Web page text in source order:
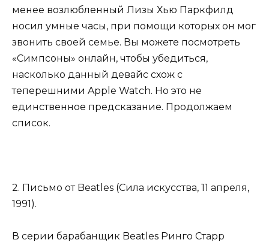
менее возлюбленный Лизы Хью Паркфилд
носил умные часы, при помощи которых он мог
звонить своей семье. Вы можете посмотреть
«Симпсоны» онлайн, чтобы убедиться,
насколько данный девайс схож с
теперешними Apple Watch. Но это не
единственное предсказание. Продолжаем
список.
2. Письмо от Beatles (Сила искусства, 11 апреля,
1991).
В серии барабанщик Beatles Ринго Старр